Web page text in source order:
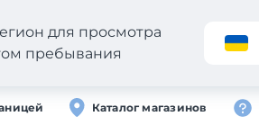
Каталог магазинов
для просмотра
пребывания